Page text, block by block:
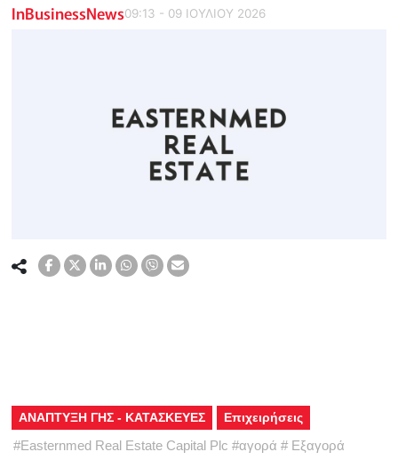
InBusinessNews09:13 - 09 ΙΟΥΛΙΟΥ 2026
ΑΝΑΠΤΥΞΗ ΓΗΣ - ΚΑΤΑΣΚΕΥΕΣ Επιχειρήσεις
#Easternmed Real Estate Capital Plc #αγορά # Εξαγορά